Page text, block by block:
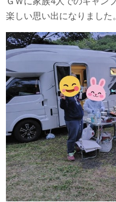
楽しい思い出になりました。